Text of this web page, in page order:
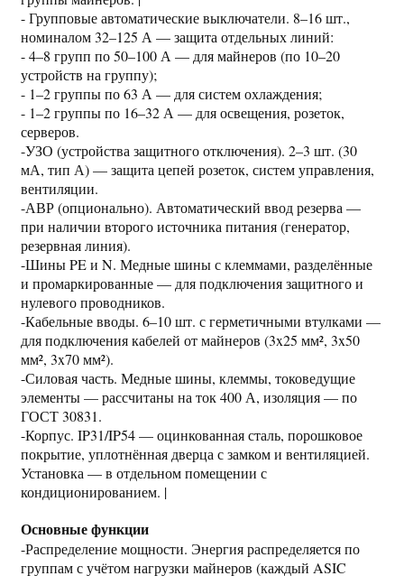
- Групповые автоматические выключатели. 8–16 шт.,
номиналом 32–125 А — защита отдельных линий:
- 4–8 групп по 50–100 А — для майнеров (по 10–20
устройств на группу);
- 1–2 группы по 63 А — для систем охлаждения;
- 1–2 группы по 16–32 А — для освещения, розеток,
серверов.
-УЗО (устройства защитного отключения). 2–3 шт. (30
мА, тип А) — защита цепей розеток, систем управления,
вентиляции.
-АВР (опционально). Автоматический ввод резерва —
при наличии второго источника питания (генератор,
резервная линия).
-Шины PE и N. Медные шины с клеммами, разделённые
и промаркированные — для подключения защитного и
нулевого проводников.
-Кабельные вводы. 6–10 шт. с герметичными втулками —
для подключения кабелей от майнеров (3x25 мм², 3x50
мм², 3x70 мм²).
-Силовая часть. Медные шины, клеммы, токоведущие
элементы — рассчитаны на ток 400 А, изоляция — по
ГОСТ 30831.
-Корпус. IP31/IP54 — оцинкованная сталь, порошковое
покрытие, уплотнённая дверца с замком и вентиляцией.
Установка — в отдельном помещении с
кондиционированием. |
Основные функции
-Распределение мощности. Энергия распределяется по
группам с учётом нагрузки майнеров (каждый ASIC